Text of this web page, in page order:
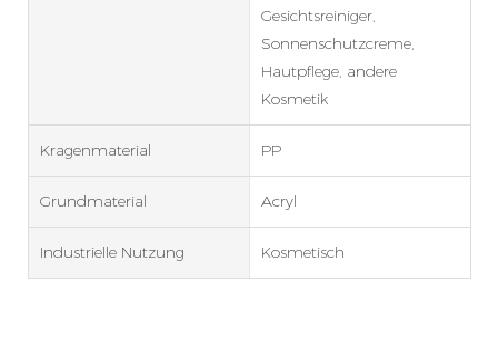
Gesichtsreiniger,
Sonnenschutzcreme,
Hautpflege, andere
Kosmetik
Kragenmaterial PP
Grundmaterial Acryl
Industrielle Nutzung Kosmetisch